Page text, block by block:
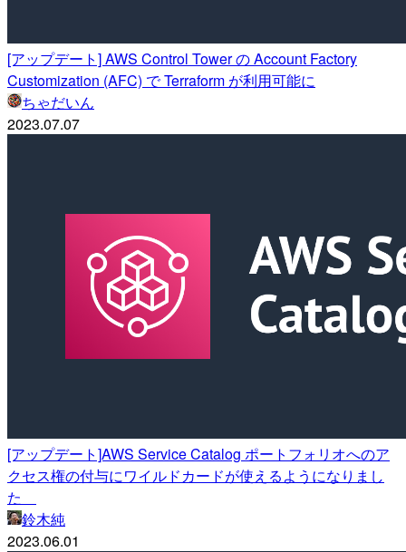
[アップデート] AWS Control Tower の Account Factory
Customization (AFC) で Terraform が利用可能に
ちゃだいん
2023.07.07
[アップデート]AWS Service Catalog ポートフォリオへのア
クセス権の付与にワイルドカードが使えるようになりまし
た
鈴木純
2023.06.01